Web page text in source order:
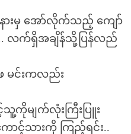
နားမှ အော်လိုက်သည့် ကျော်
လက်ရှိအချိန်သို့ပြန်လည်
မင်းကလည်း
သူ့ကိုမျက်လုံးကြီးပြူး
ာင့်သားကို ကြည့်ရင်း..